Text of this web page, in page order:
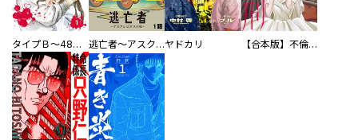
タイプＢ～48時間後、致死率100％～【単話】 逃亡者～アスクレピオスの杖～ヤドカリ 【合本版】不倫処刑